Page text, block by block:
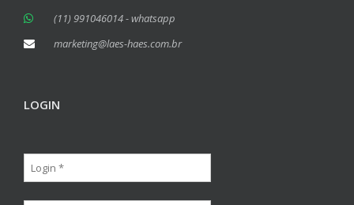
(11) 991046014 - whatsapp
marketing@laes-haes.com.br
LOGIN